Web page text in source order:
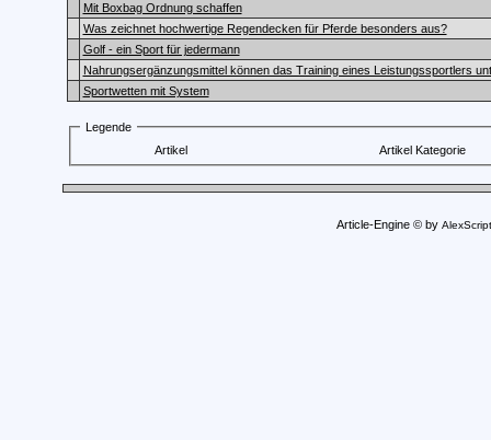
Mit Boxbag Ordnung schaffen
Was zeichnet hochwertige Regendecken für Pferde besonders aus?
Golf - ein Sport für jedermann
Nahrungsergänzungsmittel können das Training eines Leistungssportlers
Sportwetten mit System
Legende
Artikel
Artikel Kategorie
Article-Engine © by